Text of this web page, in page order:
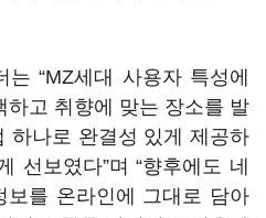
“MZ세대 사용자 특성에
하고 취향에 맞는 장소를 발
하나로 완결성 있게 제공하
선보였다”며 “향후에도 네
보를 온라인에 그대로 담아